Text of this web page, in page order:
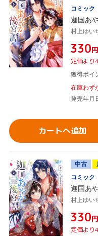
コミック
迦国あ
村上ゆい
¥330円
定価より
獲得ポイ
在庫わず
発売年月
カートへ追加
中古
コミック
迦国あ
村上ゆい
¥330円
定価より